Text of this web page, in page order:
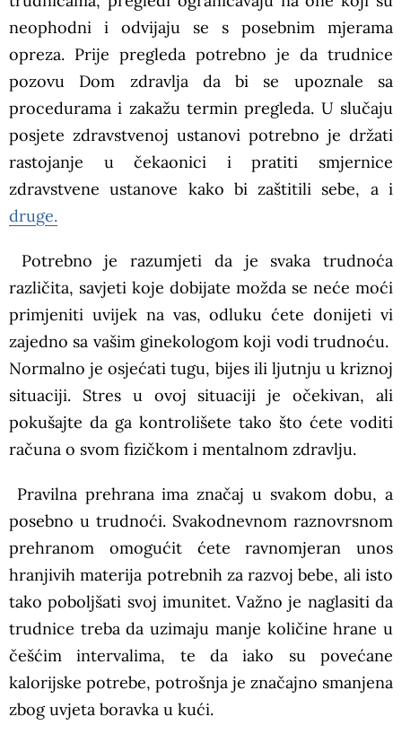
neophodni i odvijaju se s posebnim mjerama
opreza. Prije pregleda potrebno je da trudnice
pozovu Dom zdravlja da bi se upoznale sa
procedurama i zakažu termin pregleda. U slučaju
posjete zdravstvenoj ustanovi potrebno je držati
rastojanje u čekaonici i pratiti smjernice
zdravstvene ustanove kako bi zaštitili sebe, a i
druge.
Potrebno je razumjeti da je svaka trudnoća
različita, savjeti koje dobijate možda se neće moći
primjeniti uvijek na vas, odluku ćete donijeti vi
zajedno sa vašim ginekologom koji vodi trudnoću.
Normalno je osjećati tugu, bijes ili ljutnju u kriznoj
situaciji. Stres u ovoj situaciji je očekivan, ali
pokušajte da ga kontrolišete tako što ćete voditi
računa o svom fizičkom i mentalnom zdravlju.
Pravilna prehrana ima značaj u svakom dobu, a
posebno u trudnoći. Svakodnevnom raznovrsnom
prehranom omogućit ćete ravnomjeran unos
hranjivih materija potrebnih za razvoj bebe, ali isto
tako poboljšati svoj imunitet. Važno je naglasiti da
trudnice treba da uzimaju manje količine hrane u
češćim intervalima, te da iako su povećane
kalorijske potrebe, potrošnja je značajno smanjena
zbog uvjeta boravka u kući.